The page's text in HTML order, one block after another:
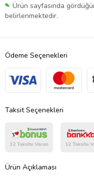
Ürün sayfasında
belirlenmektedir.
Ödeme Seçenekleri
Taksit Seçenekleri
Ürün Açıklaması